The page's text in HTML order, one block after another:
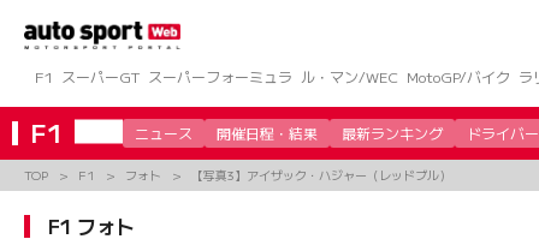
ツ
へ
ス
キ
ッ
F1 スーパーGT スーパーフォーミュラ ル・マン/WEC MotoGP/バイク ラ
F1 ニュース 開催日程・結果 最新ランキング ドライバー
TOP F1 フォト 【写真3】アイザック・ハジャー（レッドブル）
F1 フォト